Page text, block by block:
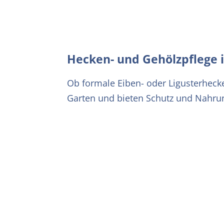
Hecken- und
Ob formale Eiben- oder
Garten und bieten Schutz und